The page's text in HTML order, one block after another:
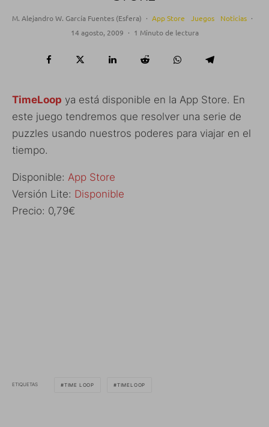
M. Alejandro W. García Fuentes (Esfera) · App Store Juegos Noticias ·
14 agosto, 2009 · 1 Minuto de lectura
TimeLoop ya está disponible en la App Store. En
este juego tendremos que resolver una serie de
puzzles usando nuestros poderes para viajar en el
tiempo.
Disponible: App Store
Versión Lite: Disponible
Precio: 0,79€
ETIQUETAS TIME LOOP TIMELOOP